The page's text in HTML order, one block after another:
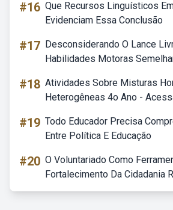
#16 Que Recursos Linguísticos
Evidenciam Essa Conclusão
#17 Desconsiderando O Lance
Habilidades Motoras
#18 Atividades Sobre Misturas
Heterogêneas 4o Ano -
#19 Todo Educador Precisa
Entre Política E Educação
#20 O Voluntariado Como
Fortalecimento Da Cidadania